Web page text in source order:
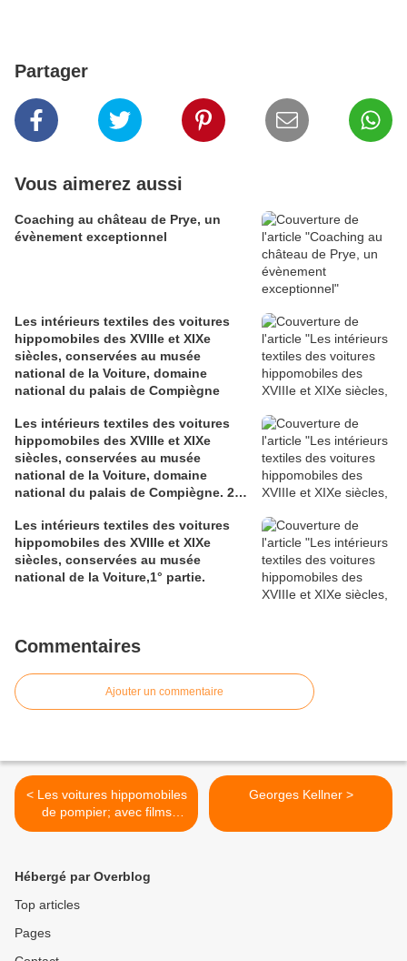
Partager
Vous aimerez aussi
Coaching au château de Prye, un
évènement exceptionnel
Les intérieurs textiles des voitures
hippomobiles des XVIIIe et XIXe
siècles, conservées au musée
national de la Voiture, domaine
national du palais de Compiègne
Les intérieurs textiles des voitures
hippomobiles des XVIIIe et XIXe
siècles, conservées au musée
national de la Voiture, domaine
national du palais de Compiègne. 2°
Les intérieurs textiles des voitures
hippomobiles des XVIIIe et XIXe
siècles, conservées au musée
national de la Voiture,1° partie.
Commentaires
Ajouter un commentaire
< Les voitures hippomobiles
de pompier; avec films
d'époque.
Georges Kellner >
Hébergé par Overblog
Top articles
Pages